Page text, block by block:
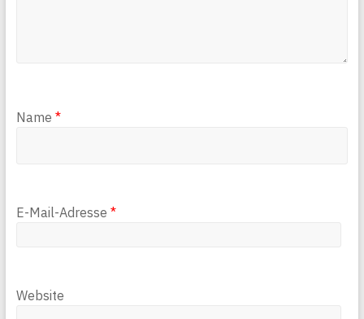
Name *
E-Mail-Adresse *
Website